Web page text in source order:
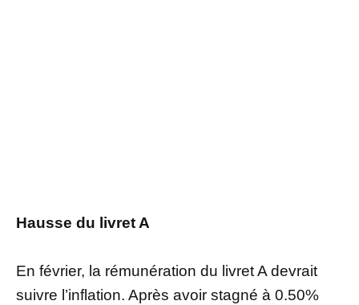
Hausse du livret A
En février, la rémunération du livret A devrait
suivre l’inflation. Après avoir stagné à 0.50%